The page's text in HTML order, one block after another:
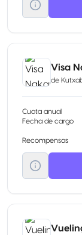
Visa
de
Cuota anual
Fecha de cargo
Recompensas